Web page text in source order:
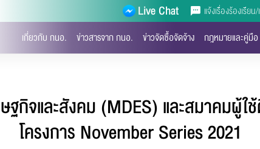
Live Chat แจ้งเรื่องร้องเรีย
เกี่ยวกับ กนอ. ข่าวสารจาก กนอ. ข่าวจัดซื้อจัดจ้าง กฎหมายและคู่มือ
ฐกิจและสังคม (MDES) และสมาคมผู้
โครงการ November Series 2021